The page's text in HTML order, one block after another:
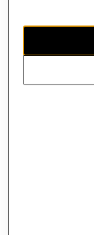
Chile ($)